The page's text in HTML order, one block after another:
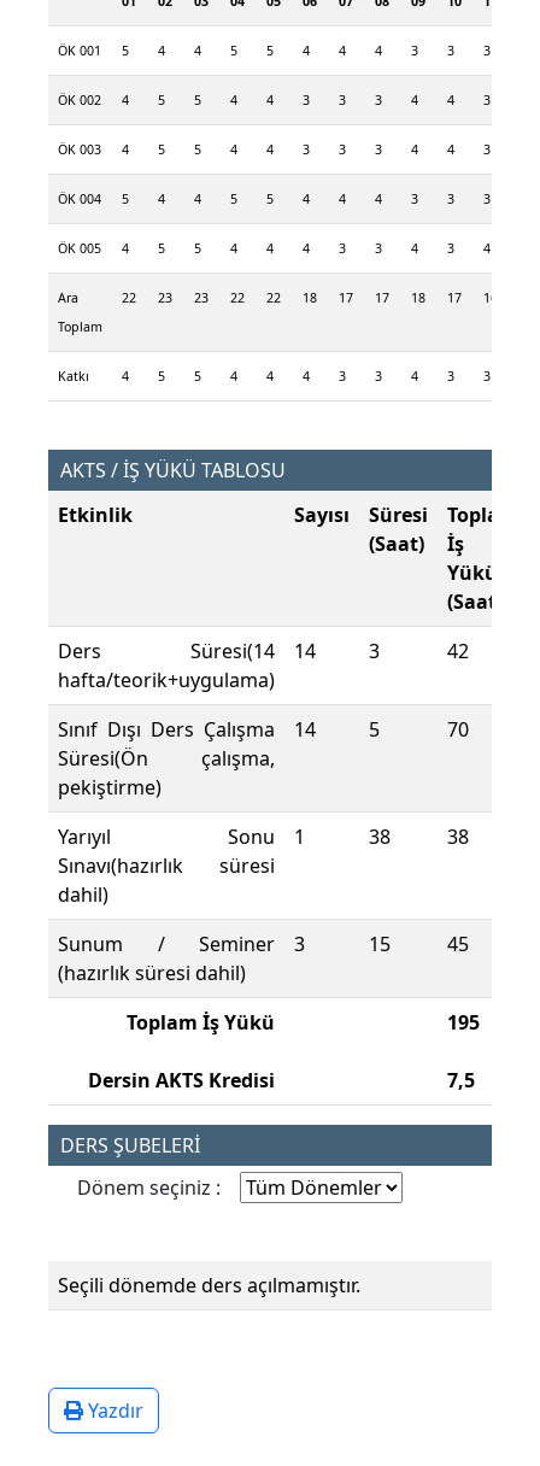
ÖK 001 5 4 4 5 5 4 4 4 3 3 3
ÖK 002 4 5 5 4 4 3 3 3 4 4 3
ÖK 003 4 5 5 4 4 3 3 3 4 4 3
ÖK 004 5 4 4 5 5 4 4 4 3 3 3
ÖK 005 4 5 5 4 4 4 3 3 4 3 4
Ara
Toplam
22 23 23 22 22 18 17 17 18 17 16
Katkı 4 5 5 4 4 4 3 3 4 3 3
AKTS / İŞ YÜKÜ TABLOSU
Etkinlik
Sayısı
Süresi
(Saat)
Toplam
İş
Yükü
(Saat)
Ders Süresi(14
hafta/teorik+uygulama)
14 3 42
Sınıf Dışı Ders Çalışma
Süresi(Ön çalışma,
pekiştirme)
14 5 70
Yarıyıl Sonu
Sınavı(hazırlık süresi
dahil)
1 38 38
Sunum / Seminer
(hazırlık süresi dahil)
3 15 45
Toplam İş Yükü
Dersin AKTS Kredisi
195
7,5
DERS ŞUBELERİ
Dönem seçiniz :
Seçili dönemde ders açılmamıştır.
Yazdır